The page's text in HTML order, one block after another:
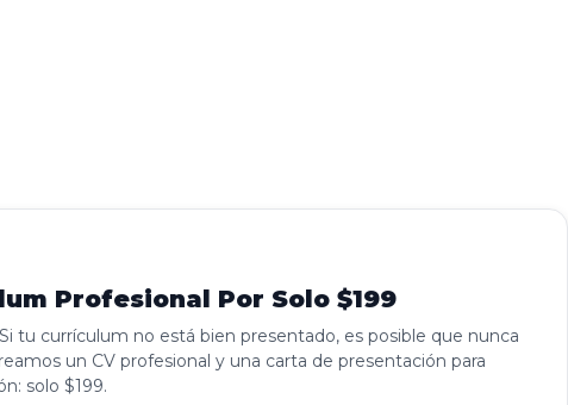
Profesional Por Solo $199
tu currículum no está bien presentado, es posible que nunca
un CV profesional y una carta de presentación para
solo $199.